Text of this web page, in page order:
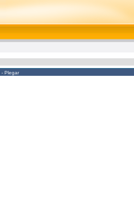
- Plegar